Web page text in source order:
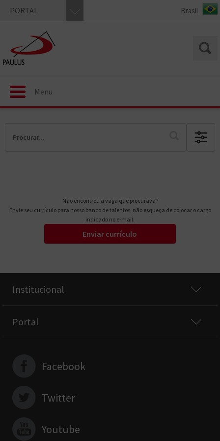
PORTAL
Menu
Não encontrou a vaga que procurava?
Envie seu currículo para nosso banco de talentos, não esqueça de colocar o cargo
indicado no e-mail.
Enviar currículo
Institucional
Portal
Facebook
Twitter
Youtube